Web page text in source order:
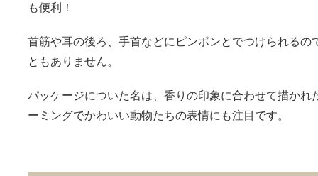
も便利！
首筋や耳の後ろ、手首などにピンポンとでつけられる
ともありません。
パッケージについた名は、香りの印象に合わせて描かれ
ーミングでかわいい動物たちの表情にも注目です。